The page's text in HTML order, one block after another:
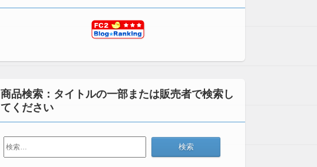
商品検索：タイトルの一部または販売者で検索し
てください
検
索: